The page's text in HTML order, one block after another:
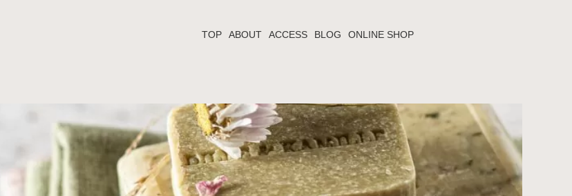
TOP ABOUT ACCESS BLOG ONLINE SHOP